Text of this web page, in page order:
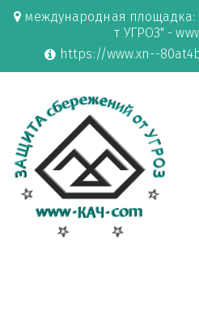
международная
т УГРОЗ" -
https://www.xn--